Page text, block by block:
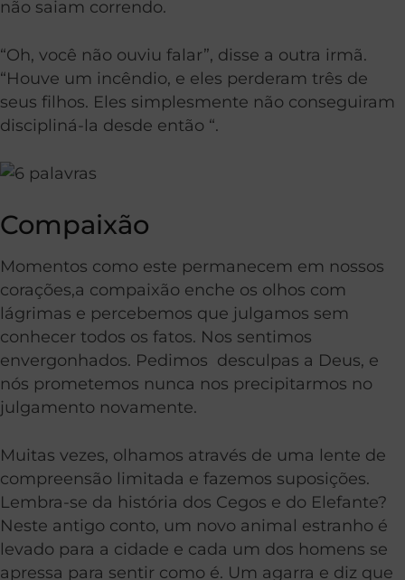
não saiam correndo.
“Oh, você não ouviu falar”, disse a outra irmã.
“Houve um incêndio, e eles perderam três de
seus filhos. Eles simplesmente não conseguiram
discipliná-la desde então “.
Compaixão
Momentos como este permanecem em nossos
corações,a compaixão enche os olhos com
lágrimas e percebemos que julgamos sem
conhecer todos os fatos. Nos sentimos
envergonhados. Pedimos desculpas a Deus, e
nós prometemos nunca nos precipitarmos no
julgamento novamente.
Muitas vezes, olhamos através de uma lente de
compreensão limitada e fazemos suposições.
Lembra-se da história dos Cegos e do Elefante?
Neste antigo conto, um novo animal estranho é
levado para a cidade e cada um dos homens se
apressa para sentir como é. Um agarra e diz que